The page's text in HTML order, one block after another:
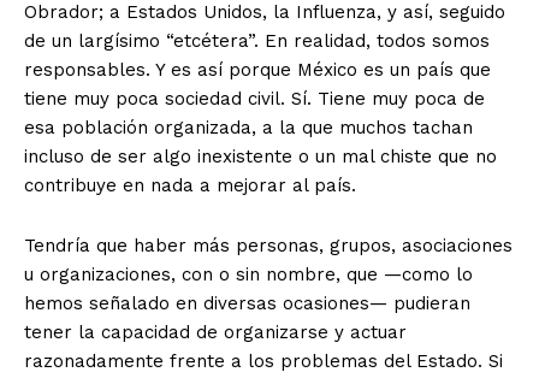
Obrador; a Estados Unidos, la Influenza, y así, seguido
de un largísimo “etcétera”. En realidad, todos somos
responsables. Y es así porque México es un país que
tiene muy poca sociedad civil. Sí. Tiene muy poca de
esa población organizada, a la que muchos tachan
incluso de ser algo inexistente o un mal chiste que no
contribuye en nada a mejorar al país.
Tendría que haber más personas, grupos, asociaciones
u organizaciones, con o sin nombre, que —como lo
hemos señalado en diversas ocasiones— pudieran
tener la capacidad de organizarse y actuar
razonadamente frente a los problemas del Estado. Si